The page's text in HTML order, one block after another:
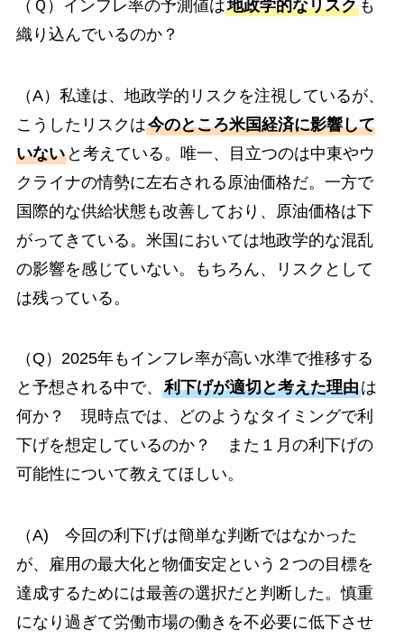
（Ｑ）インフレ率の予測値は地政学的なリスクも
織り込んでいるのか？
（A）私達は、地政学的リスクを注視しているが、
こうしたリスクは今のところ米国経済に影響して
いないと考えている。唯一、目立つのは中東やウ
クライナの情勢に左右される原油価格だ。一方で
国際的な供給状態も改善しており、原油価格は下
がってきている。米国においては地政学的な混乱
の影響を感じていない。もちろん、リスクとして
は残っている。
（Q）2025年もインフレ率が高い水準で推移する
と予想される中で、 利下げが適切と考えた理由は
何か？ 現時点では、どのようなタイミングで利
下げを想定しているのか？ また１月の利下げの
可能性について教えてほしい。
（A) 今回の利下げは簡単な判断ではなかった
が、雇用の最大化と物価安定という２つの目標を
達成するためには最善の選択だと判断した。慎重
になり過ぎて労働市場の働きを不必要に低下させ